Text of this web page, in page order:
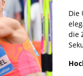
Die
die